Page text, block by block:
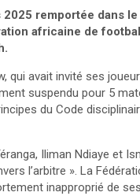
remportée dans
africaine de
qui avait invité ses
suspendu pour 5
du Code
Iliman Ndiaye et
l’arbitre ». La
inapproprié de